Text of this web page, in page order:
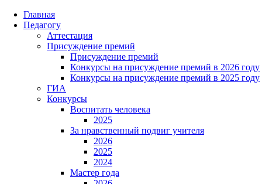
Главная
Педагогу
Аттестация
Присуждение премий
Присуждение премий
Конкурсы на присуждение премий в 2026 году
Конкурсы на присуждение премий в 2025 году
ГИА
Конкурсы
Воспитать человека
2025
За нравственный подвиг учителя
2026
2025
2024
Мастер года